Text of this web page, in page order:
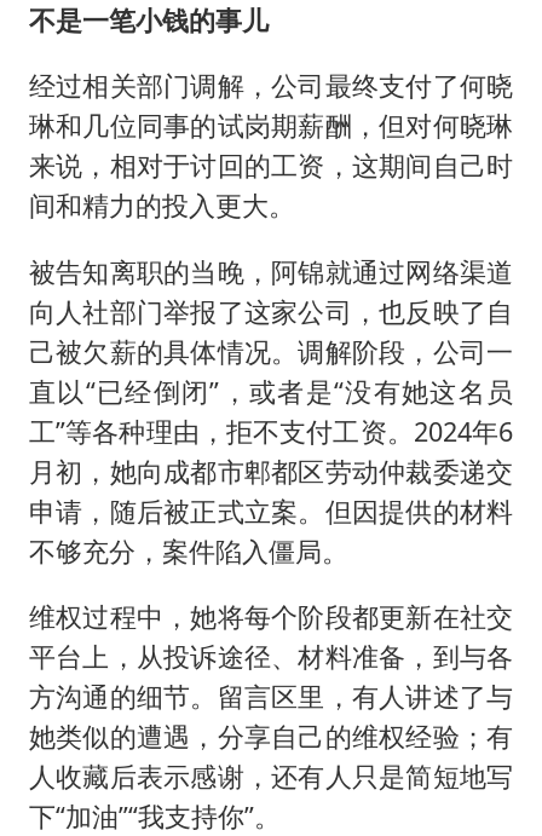
不是一笔小钱的事儿
经过相关部门调解，公司最终支付了何晓
琳和几位同事的试岗期薪酬，但对何晓琳
来说，相对于讨回的工资，这期间自己时
间和精力的投入更大。
被告知离职的当晚，阿锦就通过网络渠道
向人社部门举报了这家公司，也反映了自
己被欠薪的具体情况。调解阶段，公司一
直以“已经倒闭”，或者是“没有她这名员
工”等各种理由，拒不支付工资。2024年6
月初，她向成都市郫都区劳动仲裁委递交
申请，随后被正式立案。但因提供的材料
不够充分，案件陷入僵局。
维权过程中，她将每个阶段都更新在社交
平台上，从投诉途径、材料准备，到与各
方沟通的细节。留言区里，有人讲述了与
她类似的遭遇，分享自己的维权经验；有
人收藏后表示感谢，还有人只是简短地写
下“加油”“我支持你”。